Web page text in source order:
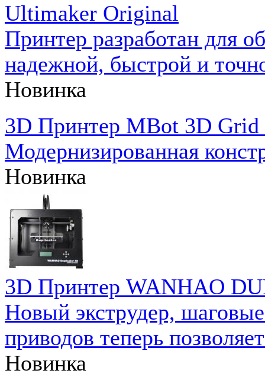
Ultimaker Original
Принтер разработан для
надежной, быстрой и
Новинка
3D Принтер MBot 3D
Модернизированная
Новинка
3D Принтер WANHAO
Новый экструдер,
приводов теперь
Новинка